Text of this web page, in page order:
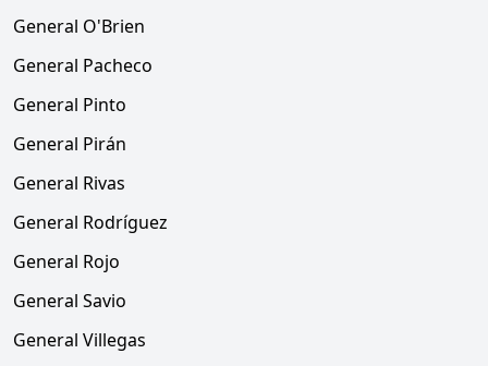
General O'Brien
General Pacheco
General Pinto
General Pirán
General Rivas
General Rodríguez
General Rojo
General Savio
General Villegas